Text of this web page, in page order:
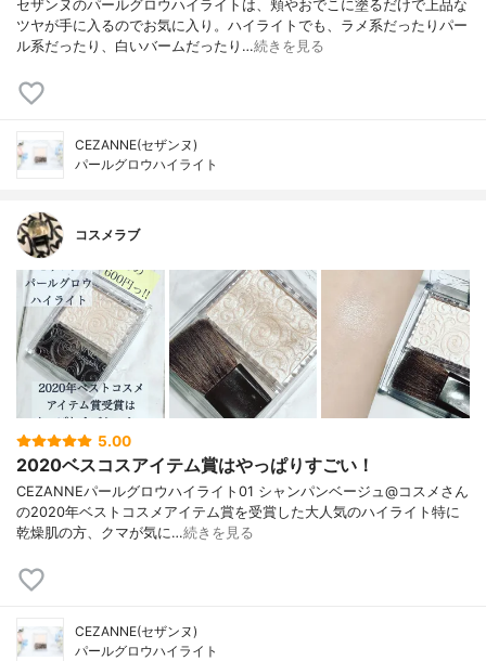
セザンヌのパールグロウハイライトは、頬やおでこに塗るだけで上品な
ツヤが手に入るのでお気に入り。ハイライトでも、ラメ系だったりパー
ル系だったり、白いバームだったり…続きを見る
CEZANNE(セザンヌ)
パールグロウハイライト
コスメラブ
5.00
2020ベスコスアイテム賞はやっぱりすごい！
CEZANNEパールグロウハイライト01 シャンパンベージュ@コスメさん
の2020年ベストコスメアイテム賞を受賞した大人気のハイライト特に
乾燥肌の方、クマが気に…続きを見る
CEZANNE(セザンヌ)
パールグロウハイライト